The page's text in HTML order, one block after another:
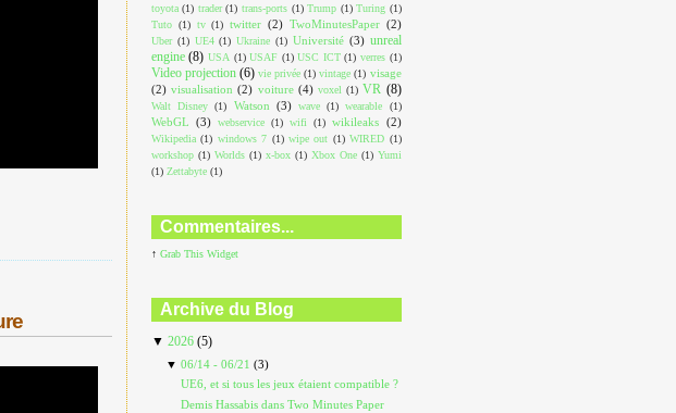
toyota (1) trader (1) trans-ports (1) Trump (1) Turing (1)
Tuto (1) tv (1) twitter (2) TwoMinutesPaper (2)
Uber (1) UE4 (1) Ukraine (1) Université (3) unreal
engine (8) USA (1) USAF (1) USC ICT (1) verres (1)
Video projection (6) vie privée (1) vintage (1) visage
(2) visualisation (2) voiture (4) voxel (1) VR (8)
Walt Disney (1) Watson (3) wave (1) wearable (1)
WebGL (3) webservice (1) wifi (1) wikileaks (2)
Wikipedia (1) windows 7 (1) wipe out (1) WIRED (1)
workshop (1) Worlds (1) x-box (1) Xbox One (1) Yumi
(1) Zettabyte (1)
Commentaires...
↑ Grab This Widget
Archive du Blog
▼ 2026 (5)
▼06/14 - 06/21(3)
UE6, et si tous les jeux étaient compatible ?
Demis Hassabis dans Two Minutes Paper